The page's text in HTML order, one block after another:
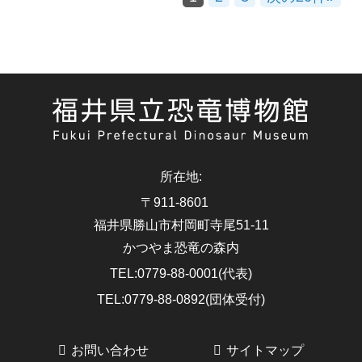
所在地:
〒911-8601
福井県勝山市村岡町寺尾51-11
かつやま恐竜の森内
TEL:0779-88-0001(代表)
TEL:0779-88-0892(団体受付)
お問い合わせ サイトマップ